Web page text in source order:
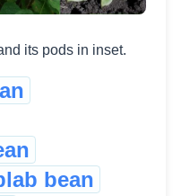
its pods in inset.
bean